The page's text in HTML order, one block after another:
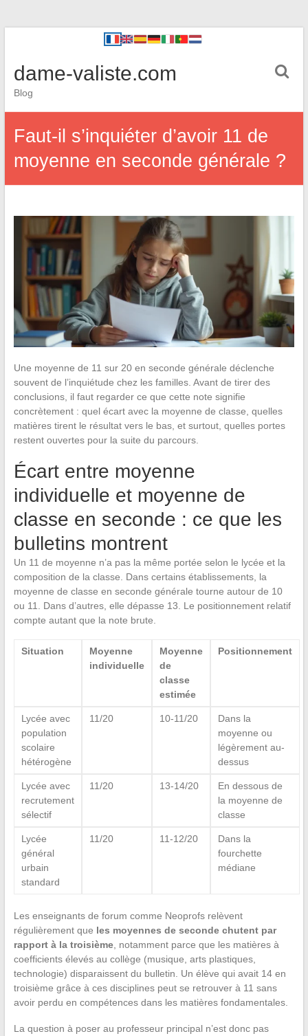
dame-valiste.com
Blog
Faut-il s’inquiéter d’avoir 11 de
moyenne en seconde générale ?
Une moyenne de 11 sur 20 en seconde générale déclenche
souvent de l’inquiétude chez les familles. Avant de tirer des
conclusions, il faut regarder ce que cette note signifie
concrètement : quel écart avec la moyenne de classe, quelles
matières tirent le résultat vers le bas, et surtout, quelles portes
restent ouvertes pour la suite du parcours.
Écart entre moyenne
individuelle et moyenne de
classe en seconde : ce que les
bulletins montrent
Un 11 de moyenne n’a pas la même portée selon le lycée et la
composition de la classe. Dans certains établissements, la
moyenne de classe en seconde générale tourne autour de 10
ou 11. Dans d’autres, elle dépasse 13. Le positionnement relatif
compte autant que la note brute.
Situation
Moyenne
individuelle
Moyenne
de
classe
estimée
Positionnement
Lycée avec
population
scolaire
hétérogène
11/20 10-11/20
Dans la
moyenne ou
légèrement au-
dessus
Lycée avec
recrutement
sélectif
11/20 13-14/20
En dessous de
la moyenne de
classe
Lycée
général
urbain
standard
11/20 11-12/20
Dans la
fourchette
médiane
Les enseignants de forum comme Neoprofs relèvent
régulièrement que les moyennes de seconde chutent par
rapport à la troisième, notamment parce que les matières à
coefficients élevés au collège (musique, arts plastiques,
technologie) disparaissent du bulletin. Un élève qui avait 14 en
troisième grâce à ces disciplines peut se retrouver à 11 sans
avoir perdu en compétences dans les matières fondamentales.
La question à poser au professeur principal n’est donc pas